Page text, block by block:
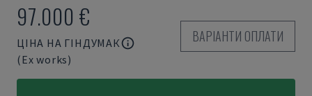
97.000 €
ЦІНА НА ГІНДУМАК
(Ex works)
ВАРІАНТИ ОПЛАТИ